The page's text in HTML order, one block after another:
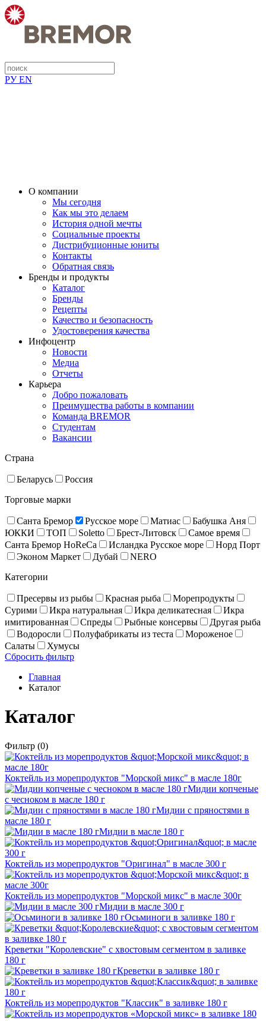
РУ EN
О компании
Мы сегодня
Как мы это делаем
История одной мечты
Социальные проекты
Дистрибуционные юниты
Контакты
Обратная связь
Бренды и продукты
Каталог
Бренды
Рецепты
Качество и безопасность
Удостоверения качества
Инфоцентр
Новости
Медиа
Отчеты
Карьера
Добро пожаловать
Преимущества работы в компании
Команда BREMOR
Студентам
Вакансии
Страна
Беларусь
Россия
Торговые марки
Санта Бремор Русское море Матиас
Бабушка Аня
ЮККИ
ТОП Soletto Брест-Литовск
Самое время
Санта Бремор HoReCa
Исландка Русское море
Норд Порт
Эконом Маркет
Дубай
NERO
Категории
Пресервы из рыбы Красная рыба
Море­про­дукты
Сурими
Икра натуральная Икра деликатесная
Икра
имитированная
Спреды Рыбные консервы
Другая рыба
Водоросли
Полуфабрикаты из теста
Мороженое
Салаты
Хумусы
Сбросить фильтр
Главная
Каталог
Каталог
Фильтр (0)
Коктейль из морепродуктов "Морской микс" в масле 180г
Мидии копченые
с чесноком в масле 180 г
Мидии с пряностями в
масле 180 г
Мидии в масле 180 г
Коктейль из морепродуктов "Оригинал" в масле 300 г
Коктейль из морепродуктов "Морской микс" в масле 300г
Мидии в масле 300 г
Осьминоги в заливке 180 г
Креветки "Королевские" с хвостовым сегментом в заливке
180 г
Креветки в заливке 180 г
Коктейль из морепродуктов "Классик" в заливке 180 г